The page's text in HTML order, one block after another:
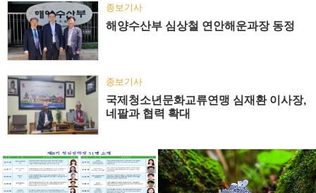
종보기사
해양수산부 심상철 연안해운과장 동정
종보기사
국제청소년문화교류연맹 심재환 이사장,
네팔과 협력 확대